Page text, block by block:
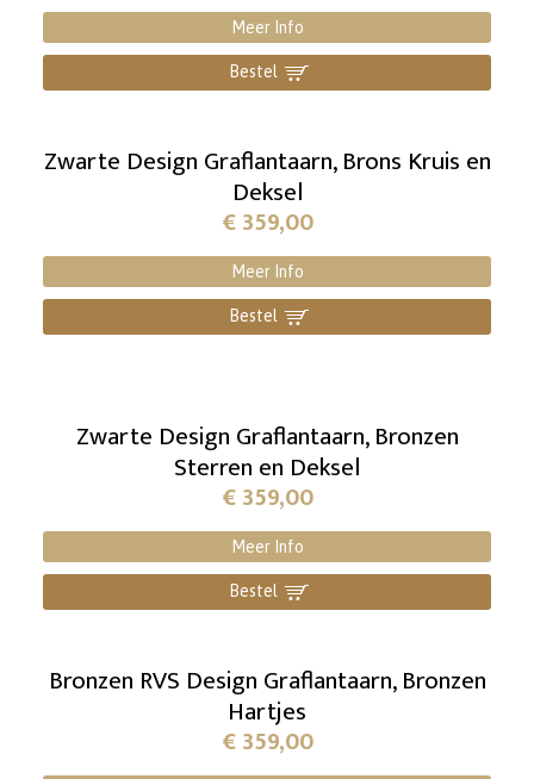
Meer Info
Bestel ]
Zwarte Design Graflantaarn, Brons Kruis en
Deksel
€359,00
Meer Info
Bestel ]
Zwarte Design Graflantaarn, Bronzen
Sterren en Deksel
€359,00
Meer Info
Bestel ]
Bronzen RVS Design Graflantaarn, Bronzen
Hartjes
€359,00